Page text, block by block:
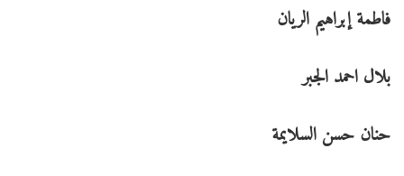
فاطمة إبراهيم الريان
بلال احمد الجبر
حنان حسن السلايمة